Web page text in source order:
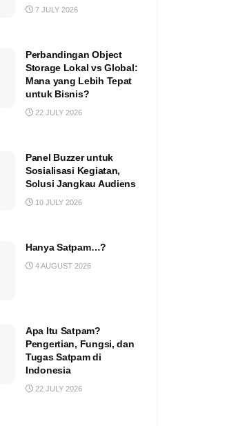
7 JULY 2026
Perbandingan Object
Storage Lokal vs Global:
Mana yang Lebih Tepat
untuk Bisnis?
22 JULY 2026
Panel Buzzer untuk
Sosialisasi Kegiatan,
Solusi Jangkau Audiens
10 JULY 2026
Hanya Satpam…?
4 AUGUST 2026
Apa Itu Satpam?
Pengertian, Fungsi, dan
Tugas Satpam di
Indonesia
22 JULY 2026